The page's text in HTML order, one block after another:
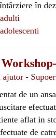
în
-
de un
aflat in
de